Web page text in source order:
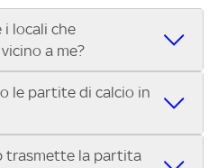
i locali che
a me?
o locale vicino a te per
la Serie C Sky Wifi, la
UEFA Europa League, la UEFA
la Formula 1®, la MotoGP™ e
le partite di calcio in
ristoranti mostrano le partite
trasmette la partita